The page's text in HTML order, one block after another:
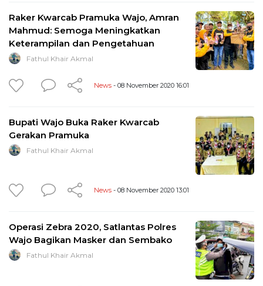
Raker Kwarcab Pramuka Wajo, Amran
Mahmud: Semoga Meningkatkan
Keterampilan dan Pengetahuan
Fathul Khair Akmal
News - 08 November 2020 16:01
Bupati Wajo Buka Raker Kwarcab
Gerakan Pramuka
Fathul Khair Akmal
News - 08 November 2020 13:01
Operasi Zebra 2020, Satlantas Polres
Wajo Bagikan Masker dan Sembako
Fathul Khair Akmal